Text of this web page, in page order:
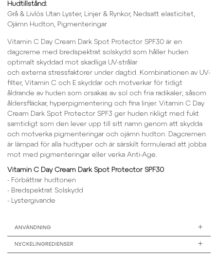
Hudtillstånd:
Grå & Livlös Utan Lyster, Linjer & Rynkor, Nedsatt elasticitet,
Ojämn Hudton, Pigmenteringar
Vitamin C Day Cream Dark Spot Protector SPF30 är en
dagcreme med bredspektrat solskydd som håller huden
optimalt skyddad mot skadliga UV-strålar
och externa stressfaktorer under dagtid. Kombinationen av UV-
filter, Vitamin C och E skyddar och motverkar för tidigt
åldrande av huden som orsakas av sol och fria radikaler; såsom
åldersfläckar, hyperpigmentering och fina linjer. Vitamin C Day
Cream Dark Spot Protector SPF3 ger huden rikligt med fukt
samtidigt som den lever upp till sitt namn genom att skydda
och motverka pigmenteringar och ojämn hudton. Dagcremen
är lämpad för alla hudtyper och är särskilt formulerad att jobba
mot med pigmenteringar eller verka Anti-Age.
Vitamin C Day Cream Dark Spot Protector SPF30
- Förbättrar hudtonen
- Bredspektrat Solskydd
- Lystergivande
ANVÄNDNING +
NYCKELINGREDIENSER +